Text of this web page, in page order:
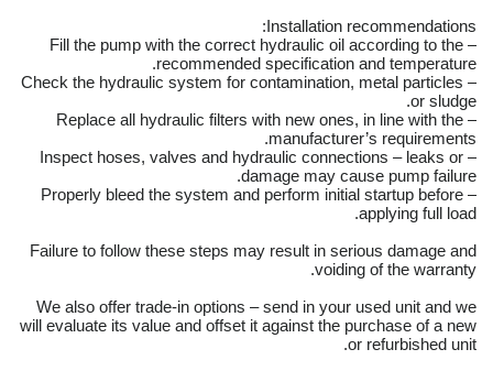
Installation recommendations:
– Fill the pump with the correct hydraulic oil according to the
recommended specification and temperature.
– Check the hydraulic system for contamination, metal particles
or sludge.
– Replace all hydraulic filters with new ones, in line with the
manufacturer’s requirements.
– Inspect hoses, valves and hydraulic connections – leaks or
damage may cause pump failure.
– Properly bleed the system and perform initial startup before
applying full load.
Failure to follow these steps may result in serious damage and
voiding of the warranty.
We also offer trade-in options – send in your used unit and we
will evaluate its value and offset it against the purchase of a new
or refurbished unit.